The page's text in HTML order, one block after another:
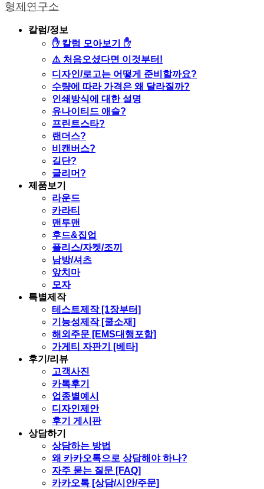
형제연구소
칼럼/정보
✋ 칼럼 모아보기 ✋
⚠️ 처음오셨다면 이것부터!
디자인/로고는 어떻게 준비할까요?
수량에 따라 가격은 왜 달라질까?
인쇄방식에 대한 설명
유나이티드 애슬?
프린트스타?
랜더스?
비캔버스?
길단?
글리머?
제품보기
라운드
카라티
맨투맨
후드&집업
플리스/자켓/조끼
남방/셔츠
앞치마
모자
특별제작
테스트제작 [1장부터]
기능성제작 [쿨소재]
해외주문 [EMS대행포함]
가게티 자판기 [베타]
후기/리뷰
고객사진
카톡후기
업종별예시
디자인제안
후기 게시판
상담하기
상담하는 방법
왜 카카오톡으로 상담해야 하나?
자주 묻는 질문 [FAQ]
카카오톡 [상담/시안/주문]